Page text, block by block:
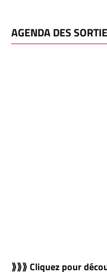
AGENDA DES
⟫⟫⟫ Cliquez pour